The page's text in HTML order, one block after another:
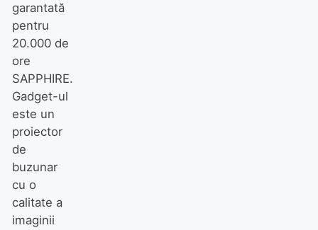
garantată
pentru
20.000 de
ore
SAPPHIRE.
Gadget-ul
este un
proiector
de
buzunar
cu o
calitate a
imaginii